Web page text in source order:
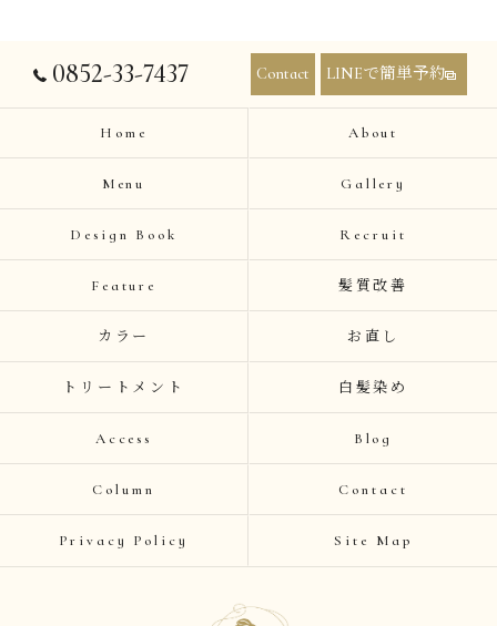
0852-33-7437 Contact LINEで簡単予約
Home About
Menu Gallery
Design Book Recruit
Feature 髪質改善
カラー お直し
トリートメント 白髪染め
Access Blog
Column Contact
Privacy Policy Site Map